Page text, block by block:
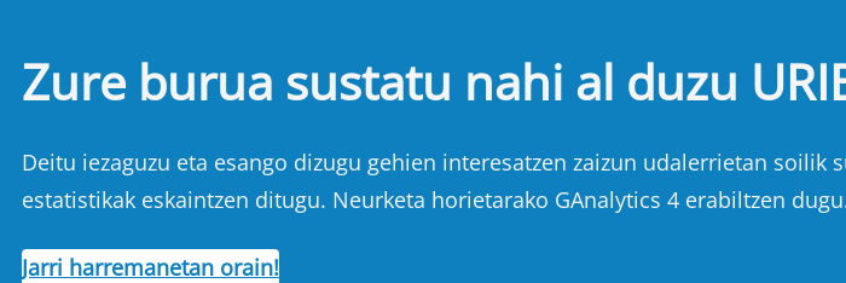
Zure burua sustatu nahi al duzu
Deitu iezaguzu eta esango dizugu gehien interesatzen zaizun udalerrietan
estatistikak eskaintzen ditugu. Neurketa horietarako GAnalytics 4 erabiltzen
Jarri harremanetan orain!